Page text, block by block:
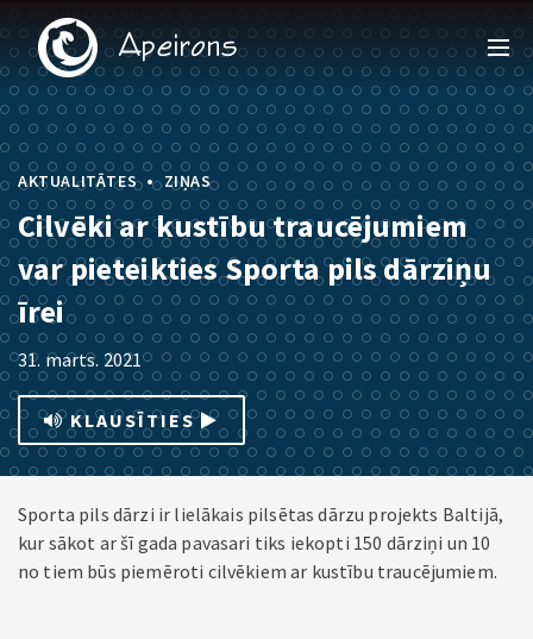
AKTUALITĀTES • ZIŅAS
Cilvēki ar kustību traucējumiem
var pieteikties Sporta pils dārziņu
īrei
31. marts. 2021
KLAUSĪTIES
Sporta pils dārzi ir lielākais pilsētas dārzu projekts Baltijā,
kur sākot ar šī gada pavasari tiks iekopti 150 dārziņi un 10
no tiem būs piemēroti cilvēkiem ar kustību traucējumiem.